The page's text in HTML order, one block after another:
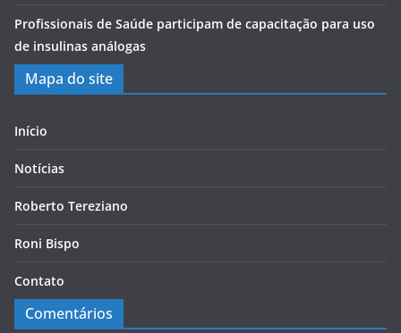
Profissionais de Saúde participam de capacitação para uso
de insulinas análogas
Mapa do site
Início
Notícias
Roberto Tereziano
Roni Bispo
Contato
Comentários